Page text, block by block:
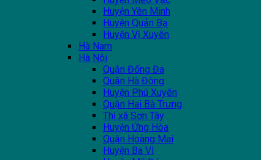
Huyện Yên Minh
Huyện Quản Bạ
Huyện Vị Xuyên
Hà Nam
Hà Nội
Quận Đống Đa
Quận Hà Đông
Huyện Phú Xuyên
Quận Hai Bà Trưng
Thị xã Sơn Tây
Huyện Ứng Hòa
Quận Hoàng Mai
Huyện Ba Vì